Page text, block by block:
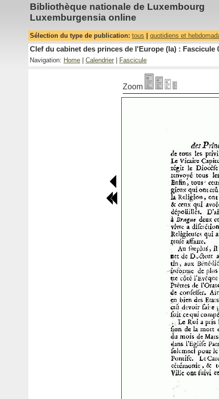
Bibliothèque nationale de Luxembourg
Luxemburgensia online
Sélection du type de publication: tous quotidiens et
Clef du cabinet des princes de l'Europe (la) : Fascicule
Navigation: Home Calendrier Fascicule
Zoom